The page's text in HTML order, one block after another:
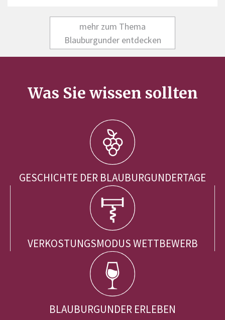
mehr zum Thema
Blauburgunder entdecken
Was Sie wissen sollten
GESCHICHTE DER BLAUBURGUNDERTAGE
VERKOSTUNGSMODUS WETTBEWERB
BLAUBURGUNDER ERLEBEN